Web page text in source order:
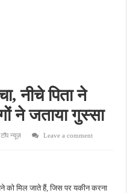
से किया हमला
नीचे पिता ने
ने जताया गुस्सा
टॉप न्यूज़
Leave a comment
को मिल जाते हैं, जिस पर यकीन करना